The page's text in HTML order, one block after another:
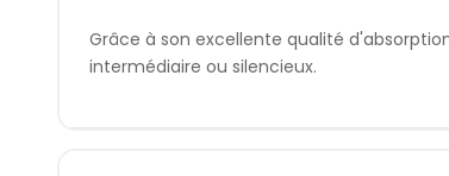
Grâce à son excellente qualité
intermédiaire ou silencieux.